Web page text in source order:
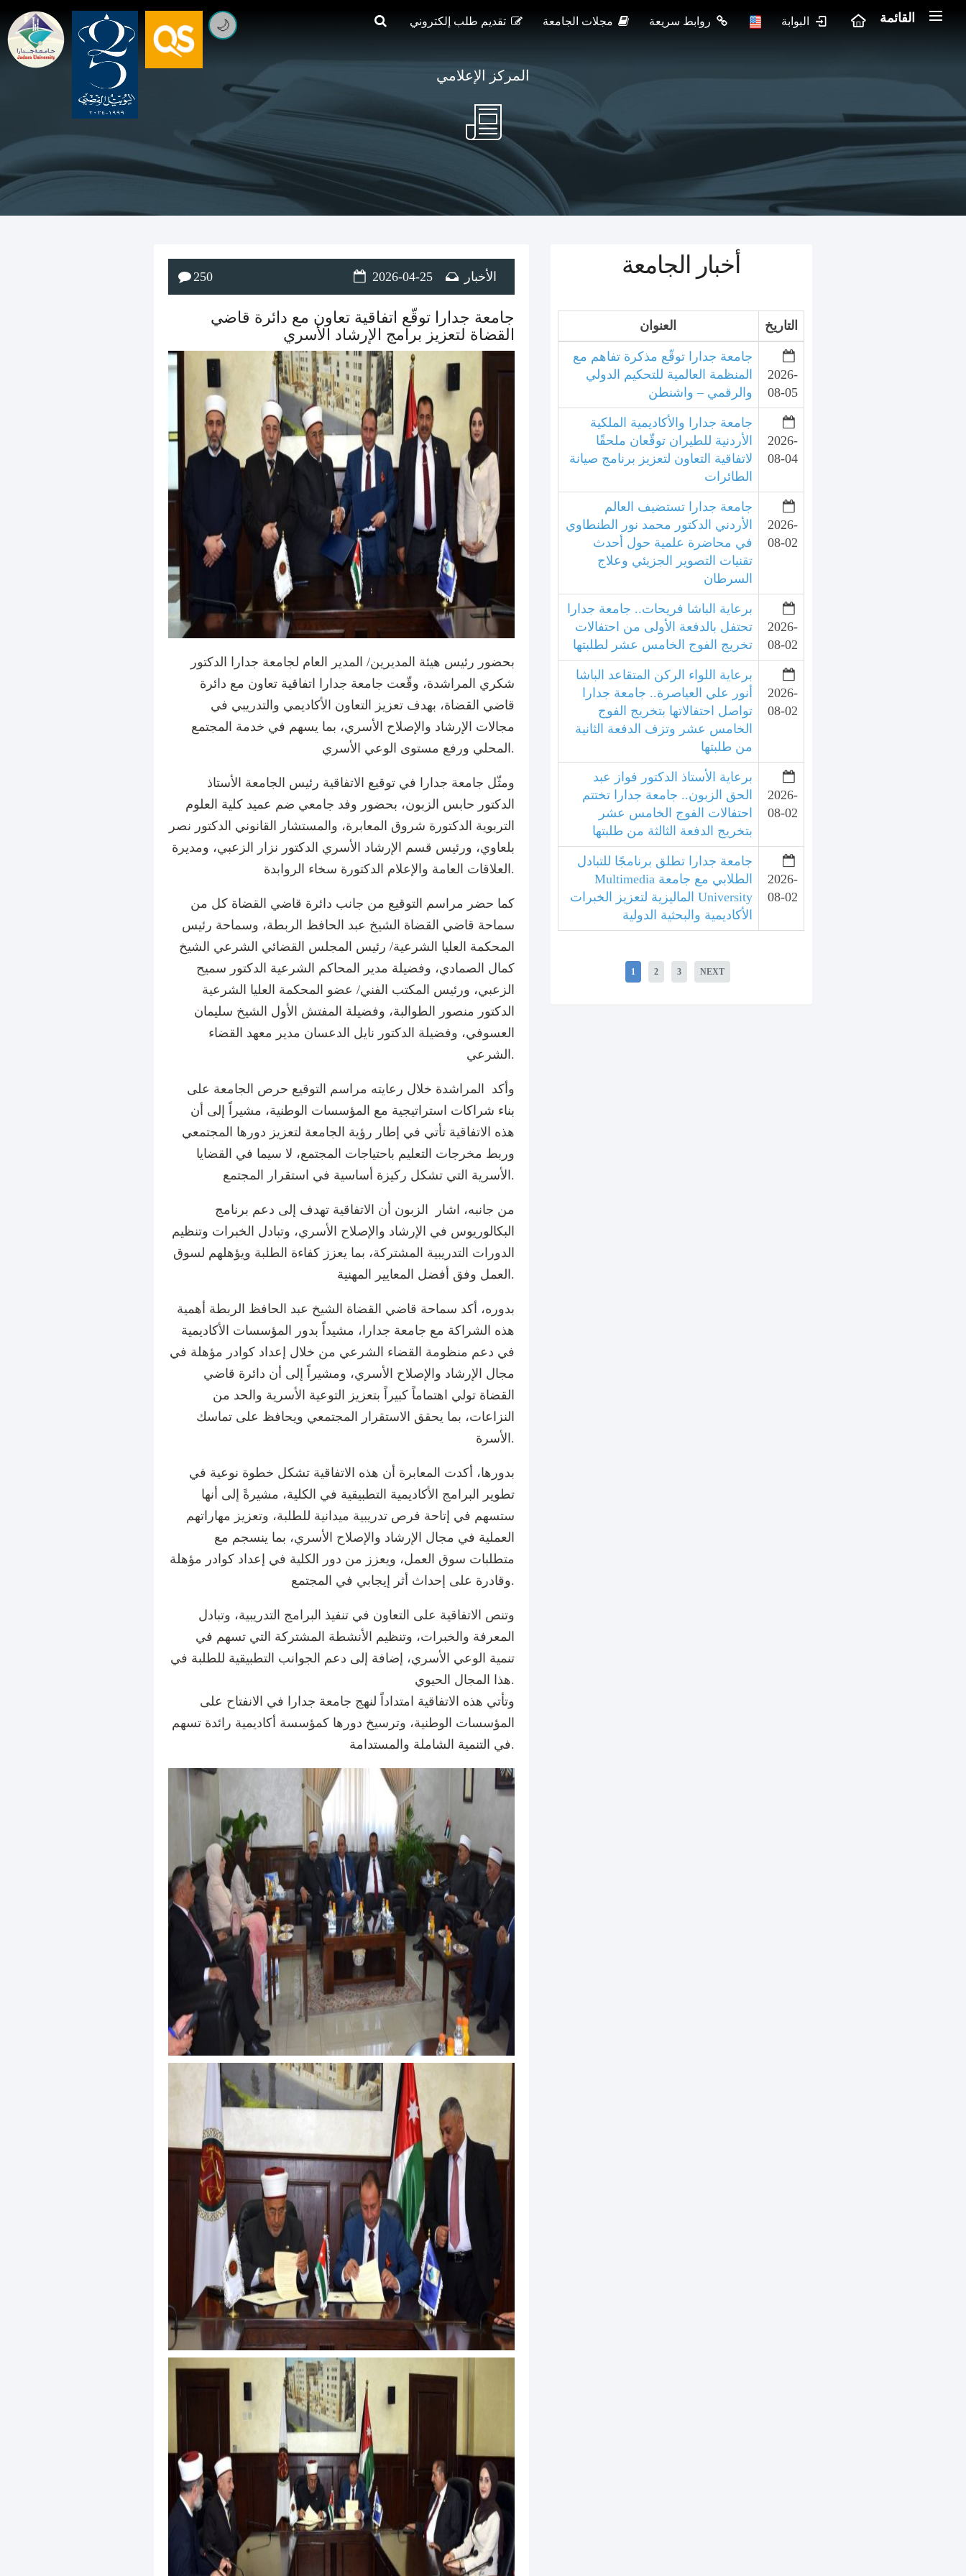
🌙 القائمة
المركز الإعلامي
2026-04-25 الأخبار 250
جامعة جدارا توقّع اتفاقية تعاون مع دائرة قاضي
القضاة لتعزيز برامج الإرشاد الأسري
بحضور رئيس هيئة المديرين/ المدير العام لجامعة جدارا الدكتور
شكري المراشدة، وقّعت جامعة جدارا اتفاقية تعاون مع دائرة
قاضي القضاة، بهدف تعزيز التعاون الأكاديمي والتدريبي في
مجالات الإرشاد والإصلاح الأسري، بما يسهم في خدمة المجتمع
المحلي ورفع مستوى الوعي الأسري.
ومثّل جامعة جدارا في توقيع الاتفاقية رئيس الجامعة الأستاذ
الدكتور حابس الزبون، بحضور وفد جامعي ضم عميد كلية العلوم
التربوية الدكتورة شروق المعابرة، والمستشار القانوني الدكتور نصر
بلعاوي، ورئيس قسم الإرشاد الأسري الدكتور نزار الزعبي، ومديرة
العلاقات العامة والإعلام الدكتورة سخاء الروابدة.
كما حضر مراسم التوقيع من جانب دائرة قاضي القضاة كل من
سماحة قاضي القضاة الشيخ عبد الحافظ الربطة، وسماحة رئيس
المحكمة العليا الشرعية/ رئيس المجلس القضائي الشرعي الشيخ
كمال الصمادي، وفضيلة مدير المحاكم الشرعية الدكتور سميح
الزعبي، ورئيس المكتب الفني/ عضو المحكمة العليا الشرعية
الدكتور منصور الطوالبة، وفضيلة المفتش الأول الشيخ سليمان
العسوفي، وفضيلة الدكتور نايل الدعسان مدير معهد القضاء
الشرعي.
وأكد المراشدة خلال رعايته مراسم التوقيع حرص الجامعة على
بناء شراكات استراتيجية مع المؤسسات الوطنية، مشيراً إلى أن
هذه الاتفاقية تأتي في إطار رؤية الجامعة لتعزيز دورها المجتمعي
وربط مخرجات التعليم باحتياجات المجتمع، لا سيما في القضايا
الأسرية التي تشكل ركيزة أساسية في استقرار المجتمع.
من جانبه، اشار الزبون أن الاتفاقية تهدف إلى دعم برنامج
البكالوريوس في الإرشاد والإصلاح الأسري، وتبادل الخبرات وتنظيم
الدورات التدريبية المشتركة، بما يعزز كفاءة الطلبة ويؤهلهم لسوق
العمل وفق أفضل المعايير المهنية.
بدوره، أكد سماحة قاضي القضاة الشيخ عبد الحافظ الربطة أهمية
هذه الشراكة مع جامعة جدارا، مشيداً بدور المؤسسات الأكاديمية
في دعم منظومة القضاء الشرعي من خلال إعداد كوادر مؤهلة في
مجال الإرشاد والإصلاح الأسري، ومشيراً إلى أن دائرة قاضي
القضاة تولي اهتماماً كبيراً بتعزيز التوعية الأسرية والحد من
النزاعات، بما يحقق الاستقرار المجتمعي ويحافظ على تماسك
الأسرة.
بدورها، أكدت المعابرة أن هذه الاتفاقية تشكل خطوة نوعية في
تطوير البرامج الأكاديمية التطبيقية في الكلية، مشيرةً إلى أنها
ستسهم في إتاحة فرص تدريبية ميدانية للطلبة، وتعزيز مهاراتهم
العملية في مجال الإرشاد والإصلاح الأسري، بما ينسجم مع
متطلبات سوق العمل، ويعزز من دور الكلية في إعداد كوادر مؤهلة
وقادرة على إحداث أثر إيجابي في المجتمع.
وتنص الاتفاقية على التعاون في تنفيذ البرامج التدريبية، وتبادل
المعرفة والخبرات، وتنظيم الأنشطة المشتركة التي تسهم في
تنمية الوعي الأسري، إضافة إلى دعم الجوانب التطبيقية للطلبة في
هذا المجال الحيوي.
وتأتي هذه الاتفاقية امتداداً لنهج جامعة جدارا في الانفتاح على
المؤسسات الوطنية، وترسيخ دورها كمؤسسة أكاديمية رائدة تسهم
في التنمية الشاملة والمستدامة.
أخبار الجامعة
العنوان التاريخ
جامعة جدارا توقّع مذكرة تفاهم مع
المنظمة العالمية للتحكيم الدولي
والرقمي – واشنطن
2026-
08-05
جامعة جدارا والأكاديمية الملكية
الأردنية للطيران توقّعان ملحقًا
لاتفاقية التعاون لتعزيز برنامج صيانة
الطائرات
2026-
08-04
جامعة جدارا تستضيف العالم
الأردني الدكتور محمد نور الطنطاوي
في محاضرة علمية حول أحدث
تقنيات التصوير الجزيئي وعلاج
السرطان
2026-
08-02
برعاية الباشا فريحات.. جامعة جدارا
تحتفل بالدفعة الأولى من احتفالات
تخريج الفوج الخامس عشر لطلبتها
2026-
08-02
برعاية اللواء الركن المتقاعد الباشا
أنور علي العياصرة.. جامعة جدارا
تواصل احتفالاتها بتخريج الفوج
الخامس عشر وتزف الدفعة الثانية
من طلبتها
2026-
08-02
برعاية الأستاذ الدكتور فواز عبد
الحق الزبون.. جامعة جدارا تختتم
احتفالات الفوج الخامس عشر
بتخريج الدفعة الثالثة من طلبتها
2026-
08-02
جامعة جدارا تطلق برنامجًا للتبادل
الطلابي مع جامعة Multimedia
University الماليزية لتعزيز الخبرات
الأكاديمية والبحثية الدولية
2026-
08-02
1 2 3 NEXT